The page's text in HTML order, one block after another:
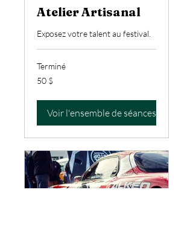
Atelier Artisanal
Exposez votre talent au festival.
Terminé
50 dollars
canadiens
50 $
Voir l'ensemble de séances